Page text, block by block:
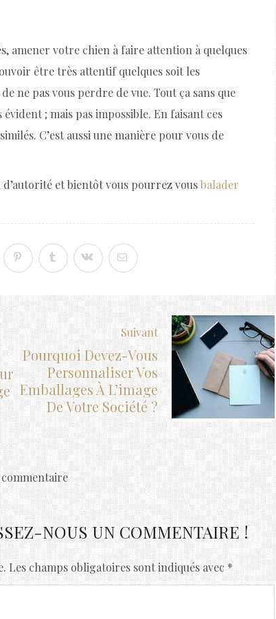
amener votre chien à faire attention à quelques
être très attentif quelques soit les
ne pas vous perdre de vue. Tout ça sans que
évident ; mais pas impossible. En faisant ces
C’est aussi une manière pour vous de
d’autorité et bientôt vous pourrez vousbalader
Suivant
Pourquoi Devez-Vous
Personnaliser Vos
Emballages À L’image
De Votre Société ?
NOUS UN COMMENTAIRE !
Les champs obligatoires sont indiqués avec*